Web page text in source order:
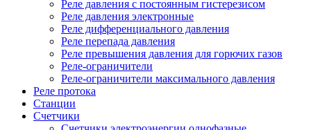
Реле давления с постоянным гистерезисом
Реле давления электронные
Реле дифференциального давления
Реле перепада давления
Реле превышения давления для горючих газов
Реле-ограничители
Реле-ограничители максимального давления
Реле протока
Станции
Счетчики